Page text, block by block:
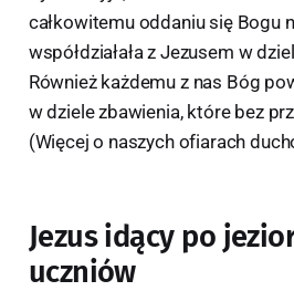
całkowitemu oddaniu się Bogu
współdziałała z Jezusem w
Również każdemu z nas Bóg
w dziele zbawienia, które bez
(Więcej o naszych ofiarach
Jezus idący po
uczniów